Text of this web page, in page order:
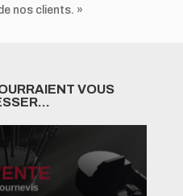
nos clients. »
VOUS